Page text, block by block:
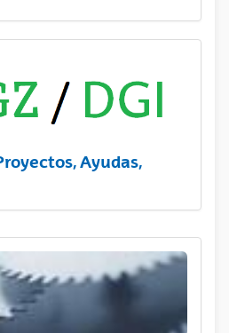
Ayudas,